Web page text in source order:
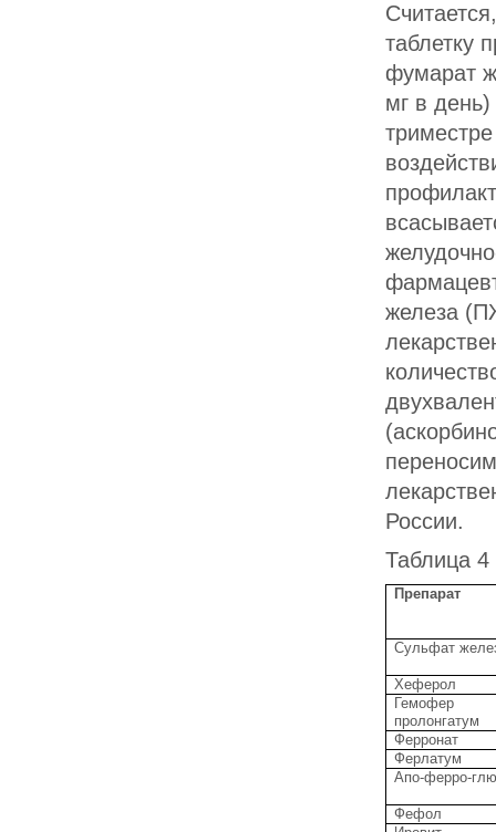
таблетку
фумарат
мг в
железа
России.
Таблица 4
Препарат
Сульфат
Хеферол
Гемофер
пролонгатум
Ферронат
Ферлатум
Апо-ферро-
Фефол